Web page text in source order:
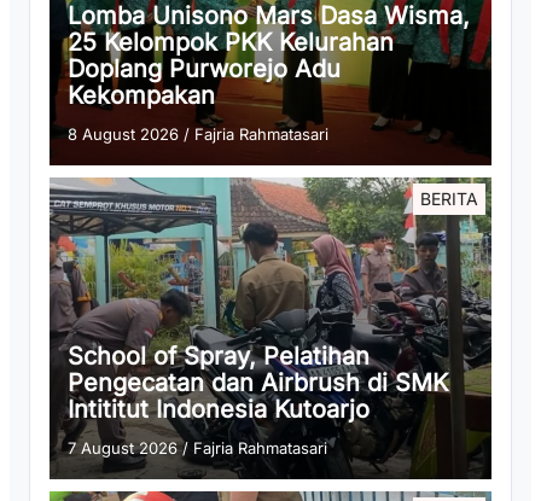
Lomba Unisono Mars Dasa Wisma,
25 Kelompok PKK Kelurahan
Doplang Purworejo Adu
Kekompakan
8 August 2026 / Fajria Rahmatasari
BERITA
School of Spray, Pelatihan
Pengecatan dan Airbrush di SMK
Intititut Indonesia Kutoarjo
7 August 2026/ Fajria Rahmatasari